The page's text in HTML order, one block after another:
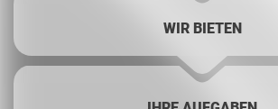
WIR BIETEN